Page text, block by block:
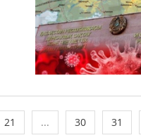
21 ... 30 31